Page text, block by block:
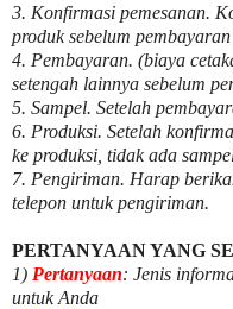
3. Konfirmasi pemesanan.
produk sebelum
4. Pembayaran. (biaya
setengah lainnya sebelum
5. Sampel. Setelah
6. Produksi. Setelah
ke produksi, tidak ada
7. Pengiriman. Harap
telepon untuk pengiriman.
PERTANYAAN YANG
1) Pertanyaan: Jenis
untuk Anda